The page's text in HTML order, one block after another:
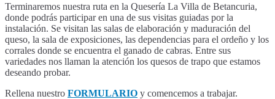
Terminaremos nuestra ruta en la Quesería La Villa de Betancuria,
donde podrás participar en una de sus visitas guiadas por la
instalación. Se visitan las salas de elaboración y maduración del
queso, la sala de exposiciones, las dependencias para el ordeño y los
corrales donde se encuentra el ganado de cabras. Entre sus
variedades nos llaman la atención los quesos de trapo que estamos
deseando probar.
Rellena nuestro FORMULARIO y comencemos a trabajar.